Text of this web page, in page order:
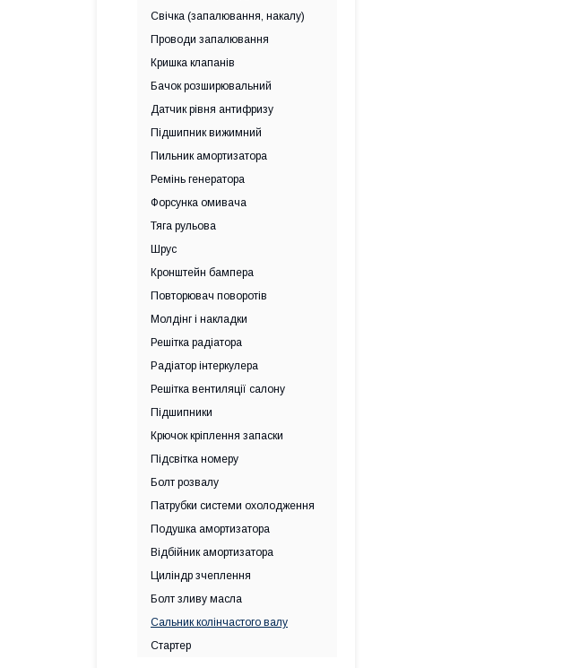
Свічка (запалювання, накалу)
Проводи запалювання
Кришка клапанів
Бачок розширювальний
Датчик рівня антифризу
Підшипник вижимний
Пильник амортизатора
Ремінь генератора
Форсунка омивача
Тяга рульова
Шрус
Кронштейн бампера
Повторювач поворотів
Молдінг і накладки
Решітка радіатора
Радіатор інтеркулера
Решітка вентиляції салону
Підшипники
Крючок кріплення запаски
Підсвітка номеру
Болт розвалу
Патрубки системи охолодження
Подушка амортизатора
Відбійник амортизатора
Циліндр зчеплення
Болт зливу масла
Сальник колінчастого валу
Стартер